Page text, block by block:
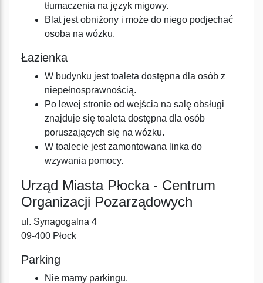
tłumaczenia na język migowy.
Blat jest obniżony i może do niego podjechać
osoba na wózku.
Łazienka
W budynku jest toaleta dostępna dla osób z
niepełnosprawnością.
Po lewej stronie od wejścia na salę obsługi
znajduje się toaleta dostępna dla osób
poruszających się na wózku.
W toalecie jest zamontowana linka do
wzywania pomocy.
Urząd Miasta Płocka - Centrum
Organizacji Pozarządowych
ul. Synagogalna 4
09-400 Płock
Parking
Nie mamy parkingu.